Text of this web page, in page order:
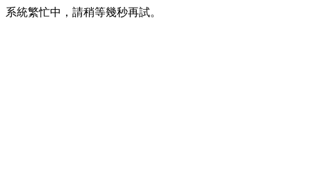
系統繁忙中，請稍等幾秒再試。